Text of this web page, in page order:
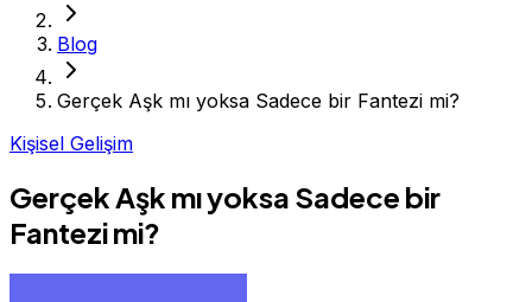
Blog
Gerçek Aşk mı yoksa Sadece bir Fantezi mi?
Kişisel Gelişim
Gerçek Aşk mı yoksa Sadece bir
Fantezi mi?